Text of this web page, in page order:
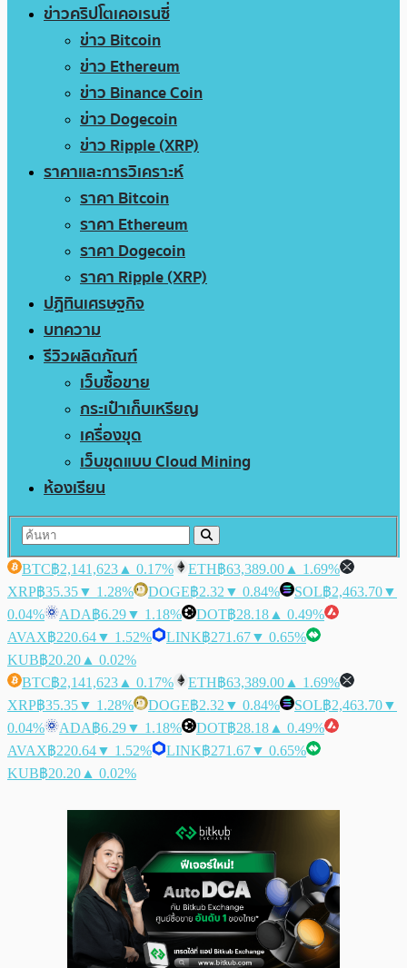
ข่าวคริปโตเคอเรนซี่
ข่าว Bitcoin
ข่าว Ethereum
ข่าว Binance Coin
ข่าว Dogecoin
ข่าว Ripple (XRP)
ราคาและการวิเคราะห์
ราคา Bitcoin
ราคา Ethereum
ราคา Dogecoin
ราคา Ripple (XRP)
ปฏิทินเศรษฐกิจ
บทความ
รีวิวผลิตภัณฑ์
เว็บซื้อขาย
กระเป๋าเก็บเหรียญ
เครื่องขุด
เว็บขุดแบบ Cloud Mining
ห้องเรียน
BTC฿2,141,623 ▲ 0.17% ETH฿63,389.00 ▲ 1.69%
XRP฿35.35▼ 1.28% DOGE฿2.32 ▼ 0.84% SOL฿2,463.70▼
0.04%
ADA฿6.29▼ 1.18% DOT฿28.18 ▲ 0.49%
AVAX฿220.64▼ 1.52% LINK฿271.67▼ 0.65%
KUB฿20.20 ▲ 0.02%
BTC฿2,141,623 ▲ 0.17% ETH฿63,389.00 ▲ 1.69%
XRP฿35.35▼ 1.28% DOGE฿2.32 ▼ 0.84% SOL฿2,463.70▼
0.04%
ADA฿6.29▼ 1.18% DOT฿28.18 ▲ 0.49%
AVAX฿220.64▼ 1.52% LINK฿271.67▼ 0.65%
KUB฿20.20 ▲ 0.02%